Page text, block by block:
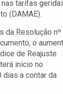
nas tarifas
(DAMAE).
da Resolução nº
o
de Reajuste
início no
a contar da